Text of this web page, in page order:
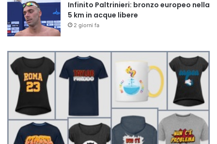
Infinito Paltrinieri: bronzo europeo nella
5 km in acque libere
2 giorni fa